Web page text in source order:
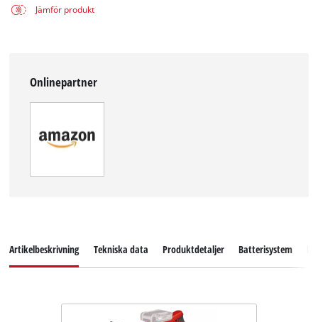
Jämför produkt
Onlinepartner
Artikelbeskrivning Tekniska data Produktdetaljer Batterisystem